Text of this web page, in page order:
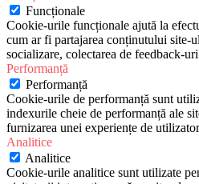
Funcționale
Cookie-urile funcționale ajută la
cum ar fi partajarea conținutului site-
socializare, colectarea de feedback-
Performanță
Performanță
Cookie-urile de performanță sunt
indexurile cheie de performanță ale
furnizarea unei experiențe de
Analitice
Analitice
Cookie-urile analitice sunt utilizate